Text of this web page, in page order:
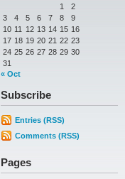
1
2
3
4 5 6 7 8
9
10 11 12 13 14 15 16
17 18 19 20 21 22 23
24 25 26 27 28 29 30
31
« Oct
Subscribe
Entries (RSS)
Comments (RSS)
Pages